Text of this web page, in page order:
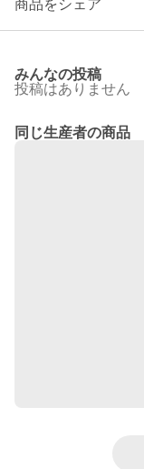
商品をシェア
みんなの投稿
投稿はありません
同じ生産者の商品